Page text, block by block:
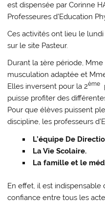
est dispensée par Corinne
Professeures d’Education
Ces activités ont lieu le lundi
sur le site Pasteur.
Durant la 1ère période,
musculation adaptée et
Elles inversent pour la 2ème
puisse profiter des
Pour que élèves puissent
discipline, les professeurs
L’équipe De
La Vie Scolaire.
La famille et le
En effet, il est indispensable
confiance entre tous les